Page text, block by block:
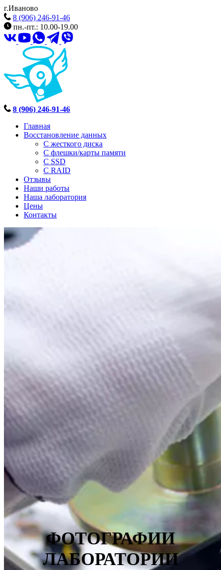
г.Иваново
8 (906) 246-91-46
пн.-пт.: 10.00-19.00
8 (906) 246-91-46
Главная
Восстановление данных
С жесткого диска
С флешки/карты памяти
С SSD
С RAID
Отзывы
Наши работы
Наша лаборатория
Цены
Контакты
ФОТОГРАФИИ
ЛАБОРАТОРИИ